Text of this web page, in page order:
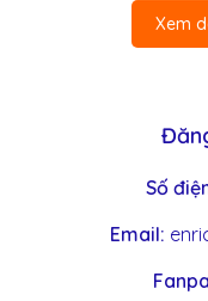
Xem
Số
Email: